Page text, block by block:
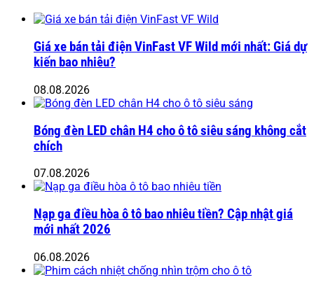
Giá xe bán tải điện VinFast VF Wild mới nhất: Giá dự
kiến bao nhiêu?
08.08.2026
Bóng đèn LED chân H4 cho ô tô siêu sáng không cắt
chích
07.08.2026
Nạp ga điều hòa ô tô bao nhiêu tiền? Cập nhật giá
mới nhất 2026
06.08.2026